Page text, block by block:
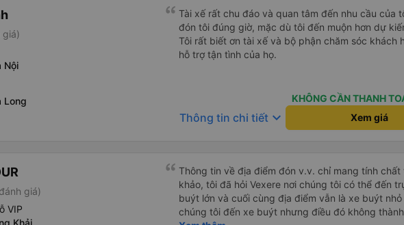
ấy bình tĩnh giúp chúng tôi mang hành lý và đưa
lên một chiếc xe rất thoải mái, sạch sẽ và có máy
Chuyến đi diễn ra suôn sẻ và an toàn. Nhưng
làm nên sự khác biệt của công ty này chính là
hàng tuyệt vời và sự thấu hiểu. Họ đã nỗ lực hết
giá)
Nội
Long
Tài xế rất chu đáo và quan tâm đến nhu cầu của
đón tôi đúng giờ, mặc dù tôi đến muộn hơn dự
Tôi rất biết ơn tài xế và bộ phận chăm sóc khách
hỗ trợ tận tình của họ.
KHÔNG CẦN THANH
Thông tin chi tiết keyboard_arrow_down Xem giá
giá)
VIP
Thông tin về địa điểm đón v.v. chỉ mang tính chất
khảo, tôi đã hỏi Vexere nơi chúng tôi có thể đến
buýt lớn và cuối cùng địa điểm vẫn là xe buýt
chúng tôi đến xe buýt nhưng điều đó không